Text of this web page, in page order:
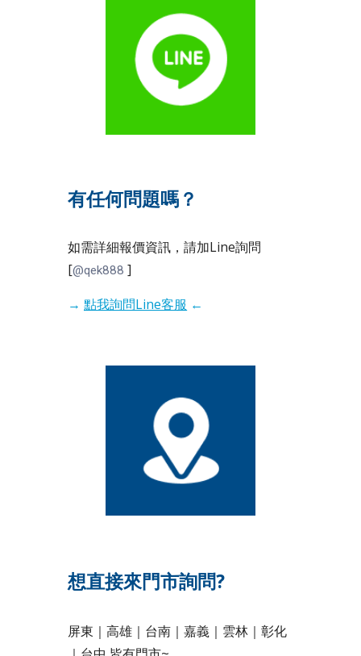
有任何問題嗎？
如需詳細報價資訊，請加Line詢問
[@qek888 ]
→點我詢問Line客服 ←
想直接來門市詢問?
屏東｜高雄｜台南｜嘉義｜雲林｜彰化